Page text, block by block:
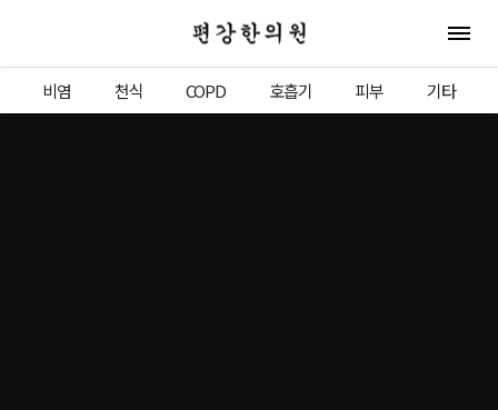
편강한의원 전체
비염 천식 COPD 호흡기 피부 기타